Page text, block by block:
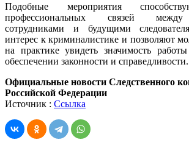
Подобные мероприятия
профессиональных связей
сотрудниками и будущими
интерес к криминалистике и позволяют
на практике увидеть значимость
обеспечении законности и справедливости.
Официальные новости Следственного
Российской Федерации
Источник : Ссылка